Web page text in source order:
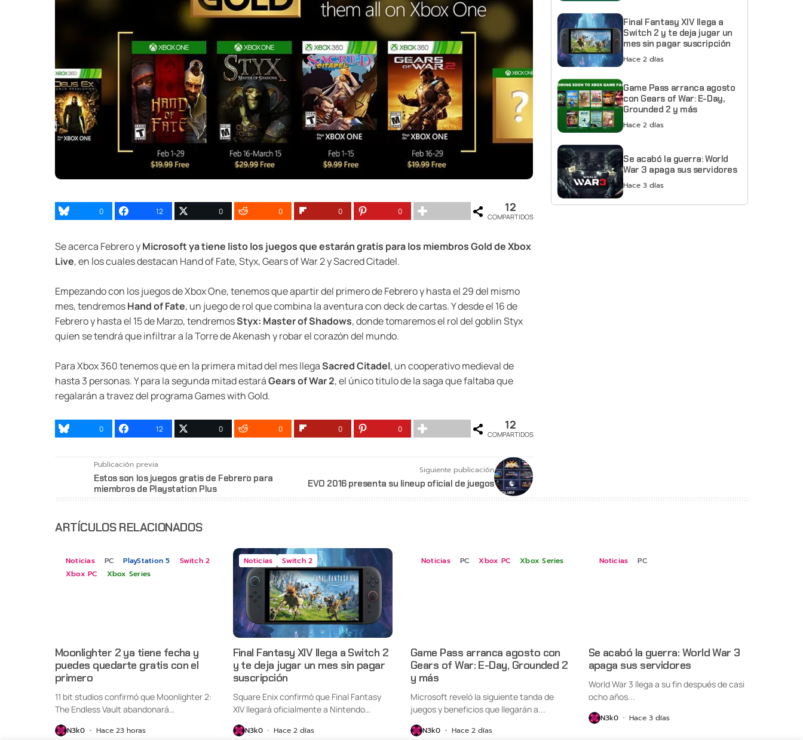
0 12 0 0 0 0 12
COMPARTIDOS
Se acerca Febrero yMicrosoft ya tiene listo los juegos que estarán gratis para los miembros Gold de Xbox
Live, en los cuales destacan Hand of Fate, Styx, Gears of War 2 y Sacred Citadel.
Empezando con los juegos de Xbox One, tenemos que apartir del primero de Febrero y hasta el 29 del mismo
mes, tendremosHand of Fate, un juego de rol que combina la aventura con deck de cartas. Y desde el 16 de
Febrero y hasta el 15 de Marzo, tendremosStyx: Master of Shadows, donde tomaremos el rol del goblin Styx
quien se tendrá que infiltrar a la Torre de Akenash y robar el corazón del mundo.
Para Xbox 360 tenemos que en la primera mitad del mes llegaSacred Citadel, un cooperativo medieval de
hasta 3 personas. Y para la segunda mitad estaráGears of War 2, el único titulo de la saga que faltaba que
regalarán a travez del programa Games with Gold.
0 12 0 0 0 0 12
COMPARTIDOS
Publicación previa
Estos son los juegos gratis de Febrero para
miembros de Playstation Plus
Siguiente publicación
EVO 2016 presenta su lineup oficial de juegos
Final Fantasy XIV llega a
Switch 2 y te deja jugar un
mes sin pagar suscripción
Hace 2 días
Game Pass arranca agosto
con Gears of War: E-Day,
Grounded 2 y más
Hace 2 días
Se acabó la guerra: World
War 3 apaga sus servidores
Hace 3 días
ARTÍCULOS RELACIONADOS
Noticias PC PlayStation 5
Switch 2
Xbox PC
Xbox Series
Moonlighter 2 ya tiene fecha y
puedes quedarte gratis con el
primero
11 bit studios confirmó que Moonlighter 2:
The Endless Vault abandonará
oficialmente...
N3k0 Hace 23 horas
Noticias Switch 2
Final Fantasy XIV llega a Switch 2
y te deja jugar un mes sin pagar
suscripción
Square Enix confirmó que Final Fantasy
XIV llegará oficialmente a Nintendo
Switch...
N3k0 Hace 2 días
Noticias PC Xbox PC Xbox Series
Game Pass arranca agosto con
Gears of War: E-Day, Grounded 2
y más
Microsoft reveló la siguiente tanda de
juegos y beneficios que llegarán a...
N3k0 Hace 2 días
Noticias PC
Se acabó la guerra: World War 3
apaga sus servidores
World War 3 llega a su fin después de casi
ocho años...
N3k0 Hace 3 días